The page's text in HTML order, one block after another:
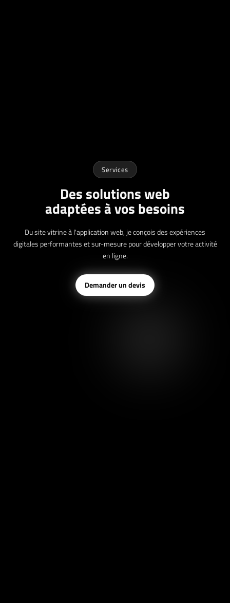
Services
Des solutions web
adaptées à vos besoins
Du site vitrine à l'application web, je conçois des expériences
digitales performantes et sur-mesure pour développer votre activité
en ligne.
Demander un devis